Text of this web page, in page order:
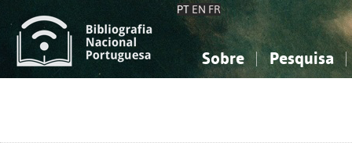
PT EN FR
Sobre Pesquisa